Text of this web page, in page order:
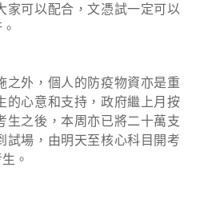
家可以配合，文憑試一定可以
外，個人的防疫物資亦是重
的心意和支持，政府繼上月按
生之後，本周亦已將二十萬支
試場，由明天至核心科目開考
。